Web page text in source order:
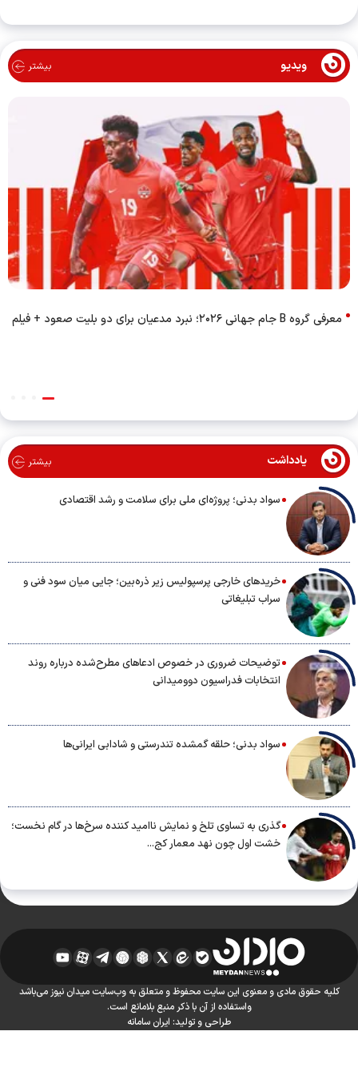
ویدیو بیشتر
معرفی گروه B جام جهانی ۲۰۲۶؛ نبرد مدعیان برای دو بلیت صعود + فیلم
یادداشت بیشتر
سواد بدنی؛ پروژه‌ای ملی برای سلامت و رشد اقتصادی
خریدهای خارجی پرسپولیس زیر ذره‌بین؛ جایی میان سود فنی و
سراب تبلیغاتی
توضیحات ضروری در خصوص ادعاهای مطرح‌شده درباره روند
انتخابات فدراسیون دوومیدانی
سواد بدنی؛ حلقه گمشده تندرستی و شادابی ایرانی‌ها
گذری به تساوی تلخ و نمایش ناامید کننده سرخ‌ها در گام نخست؛
خشت اول چون نهد معمار کج...
کلیه حقوق مادی و معنوی این سایت محفوظ و متعلق به وب‌سایت میدان نیوز می‌باشد
واستفاده از آن با ذکر منبع بلامانع است.
طراحی و تولید:ایران سامانه